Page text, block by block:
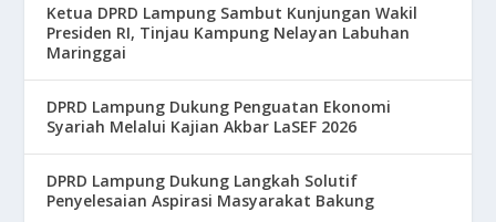
Ketua DPRD Lampung Sambut Kunjungan Wakil
Presiden RI, Tinjau Kampung Nelayan Labuhan
Maringgai
DPRD Lampung Dukung Penguatan Ekonomi
Syariah Melalui Kajian Akbar LaSEF 2026
DPRD Lampung Dukung Langkah Solutif
Penyelesaian Aspirasi Masyarakat Bakung